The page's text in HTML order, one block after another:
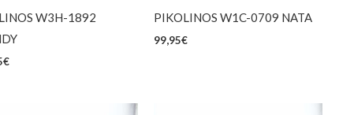
W3H-1892
€
PIKOLINOS W1C-0709 NATA
99,95€